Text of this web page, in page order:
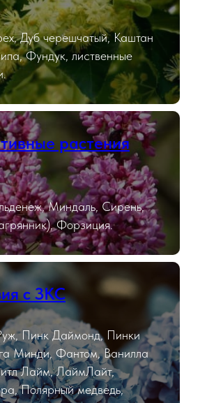
Дуб черешчатый, Каштан
Фундук, лиственные
растения
Миндаль, Сирень,
Форзиция.
с ЗКС
Пинк Даймонд, Пинки
Минди, Фантом, Ванилла
Лайм, ЛаймЛайт,
Полярный медведь,